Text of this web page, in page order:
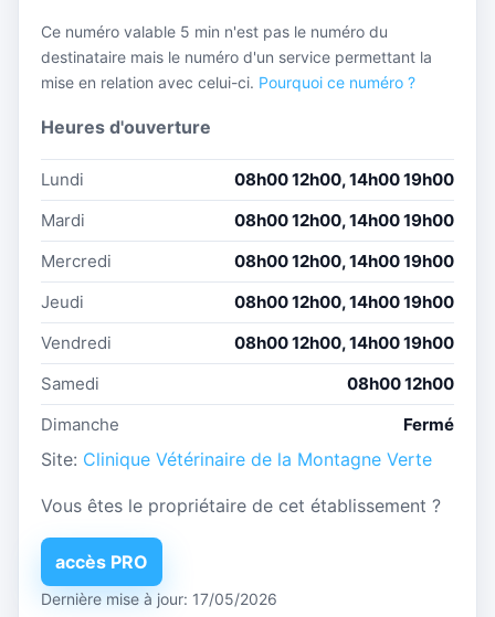
Ce numéro valable 5 min n'est pas le numéro du
destinataire mais le numéro d'un service permettant la
mise en relation avec celui-ci. Pourquoi ce numéro ?
Heures d'ouverture
Lundi
08h00 12h00, 14h00 19h00
Mardi
08h00 12h00, 14h00 19h00
Mercredi
08h00 12h00, 14h00 19h00
Jeudi
08h00 12h00, 14h00 19h00
Vendredi
08h00 12h00, 14h00 19h00
Samedi
08h00 12h00
Dimanche
Fermé
Site: Clinique Vétérinaire de la Montagne Verte
Vous êtes le propriétaire de cet établissement ?
accès PRO
Dernière mise à jour: 17/05/2026